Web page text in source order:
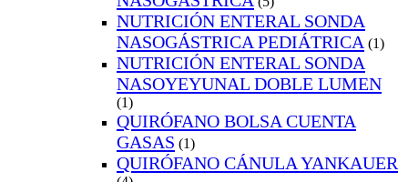
NUTRICIÓN ENTERAL SONDA
NASOGÁSTRICA PEDIÁTRICA (1)
NUTRICIÓN ENTERAL SONDA
NASOYEYUNAL DOBLE LUMEN
(1)
QUIRÓFANO BOLSA CUENTA
GASAS (1)
QUIRÓFANO CÁNULA YANKAUER